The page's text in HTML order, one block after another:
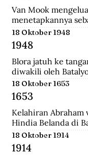
dibuang Jepang ke
Belawan.
Van Mook
menetapkannya
Timur. Republik
menyebut para
Belanda. Untuk
membuat
Buletin. Program
adalah pemulihan
istimewa penduduk
18 Oktober 1948
1948
Blora jatuh ke
diwakili oleh
Seperti biasanya,
terdapat sejumlah
Salah seorang
dan seolah tak mau
18 Oktober 1653
1653
Kelahiran
Hindia Belanda di
yang memulai
Barat.
18 Oktober 1914
1914